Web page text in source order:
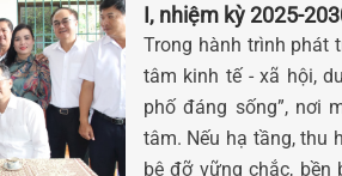
I, nhiệm kỳ 2025-
một tốt hơn
Trong hành trình phát
tâm kinh tế - xã hội,
phố đáng sống”, nơi
tâm. Nếu hạ tầng, thu
bệ đỡ vững chắc, bền